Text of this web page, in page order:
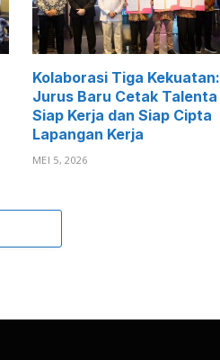
Kolaborasi Tiga Kekuatan:
Jurus Baru Cetak Talenta
Siap Kerja dan Siap Cipta
Lapangan Kerja
MEI 5, 2026